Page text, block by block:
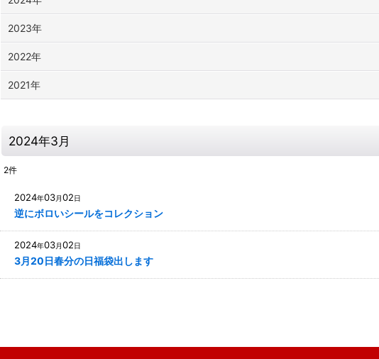
2024年3月
2件
2024年03月02日
逆にボロいシールをコレクション
2024年03月02日
3月20日春分の日福袋出します
2023年
2022年
2021年